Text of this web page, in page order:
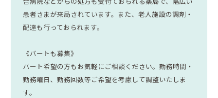
患者さまが来局されています。また、老人施設の調剤・
配達も行っておられます。
《パートも募集》
パート希望の方もお気軽にご相談ください。勤務時間・
勤務曜日、勤務回数等ご希望を考慮して調整いたしま
す。